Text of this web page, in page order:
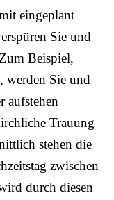
eingeplant
Sie und
Beispiel,
werden Sie und
aufstehen
Trauung
stehen die
zwischen
durch diesen